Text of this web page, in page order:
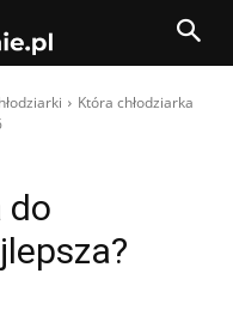
Która chłodziarka
do